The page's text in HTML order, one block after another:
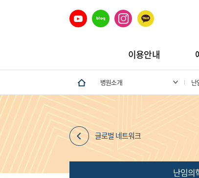
이용안내
병원소개 난
글로벌 네트워크
난임의